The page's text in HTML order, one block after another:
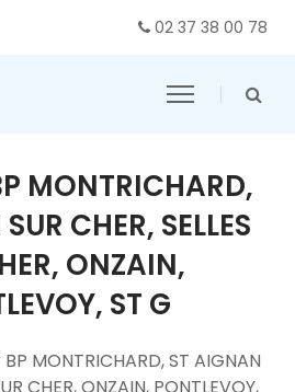
02 37 38 00 78
MONTRICHARD,
CHER, SELLES
ONZAIN,
ST G
MONTRICHARD, ST AIGNAN